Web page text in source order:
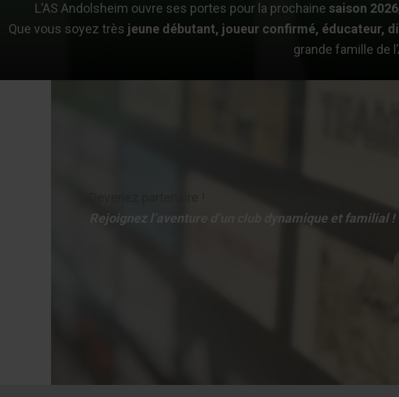
L’AS Andolsheim ouvre ses portes pour la prochaine saison
Que vous soyez très jeune débutant, joueur confirmé, éducateur,
grande famille de
Rejoignez l’aventure d’un club dynamique et familial !